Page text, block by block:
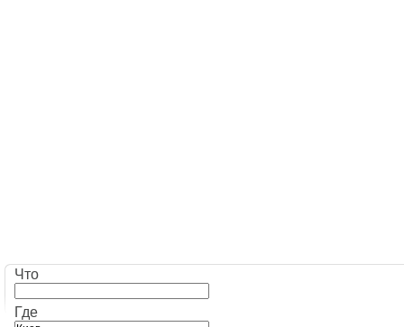
Что
Где